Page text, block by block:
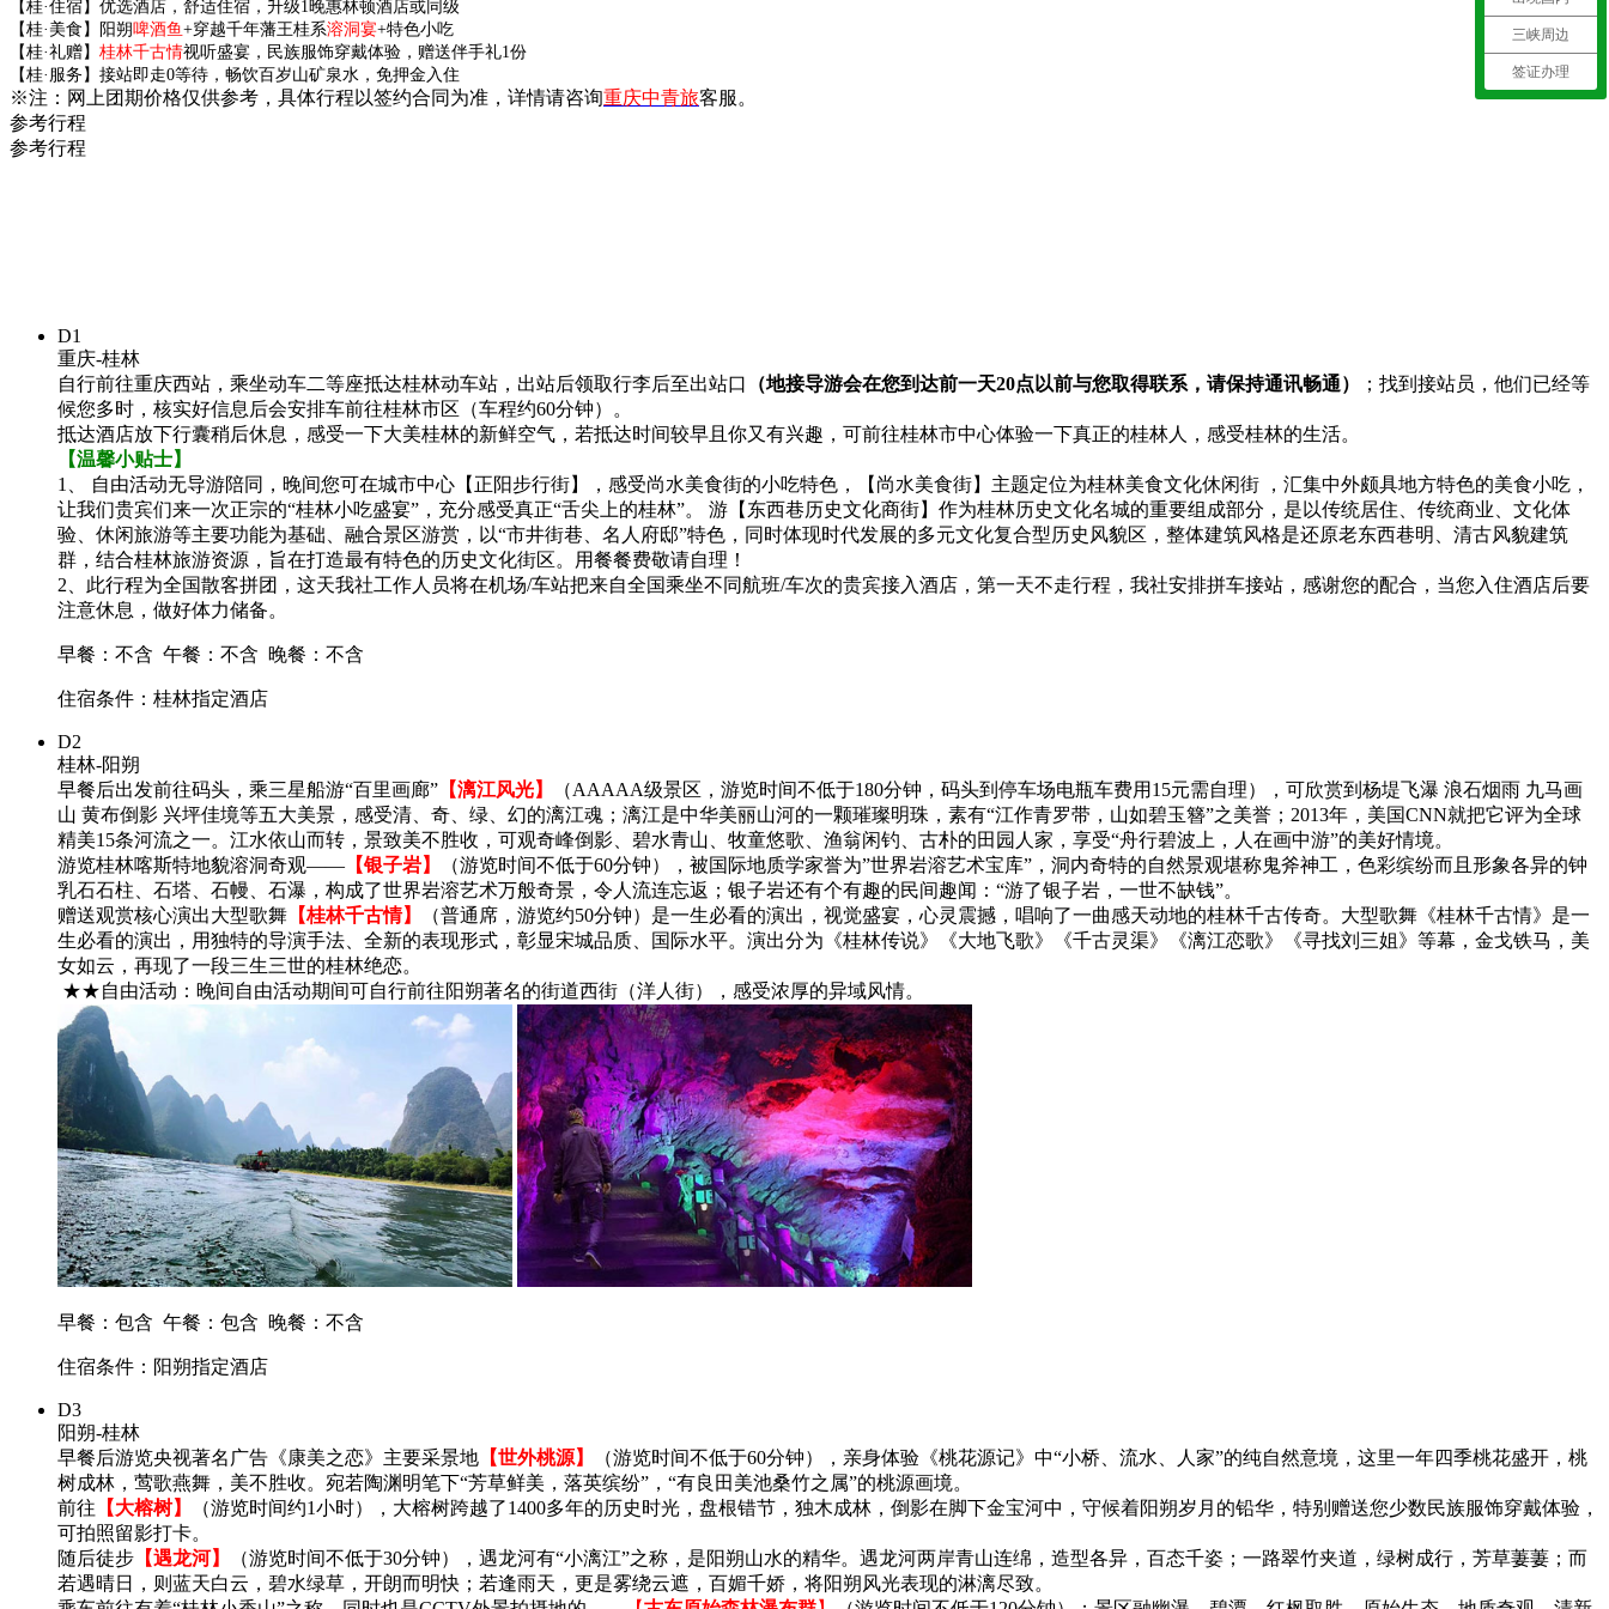
【桂·住宿】优选酒店，舒适住宿，升级1晚惠林顿酒店或同级
【桂·美食】阳朔 啤酒鱼+穿越千年藩王桂系溶洞宴+特色小吃
【桂·礼赠】 桂林千古情视听盛宴，民族服饰穿戴体验，赠送伴手礼1份
【桂·服务】接站即走0等待，畅饮百岁山矿泉水，免押金入住
※注：网上团期价格仅供参考，具体行程以签约合同为准，详情请咨询重庆中青旅客服。
参考行程
参考行程
D1
重庆-桂林
自行前往重庆西站，乘坐动车二等座抵达桂林动车站，出站后领取行李后至出站口
（地接导游会在您到达前一天20点以前与您取得联系，请保持通讯畅通）
；找到接站员，他们已经等
候您多时，核实好信息后会安排车前往桂林市区（车程约60分钟）。
抵达酒店放下行囊稍后休息，感受一下大美桂林的新鲜空气，若抵达时间较早且你又有兴趣，可前往桂林市中心体验一下真正的桂林人，感受桂林的生活。
【温馨小贴士】
1、 自由活动无导游陪同，晚间您可在城市中心【正阳步行街】，感受尚水美食街的小吃特色，【尚水美食街】主题定位为桂林美食文化休闲街 ，汇集中外颇具地方特色的美食小吃，
让我们贵宾们来一次正宗的“桂林小吃盛宴”，充分感受真正“舌尖上的桂林”。 游【东西巷历史文化商街】作为桂林历史文化名城的重要组成部分，是以传统居住、传统商业、文化体
验、休闲旅游等主要功能为基础、融合景区游赏，以“市井街巷、名人府邸”特色，同时体现时代发展的多元文化复合型历史风貌区，整体建筑风格是还原老东西巷明、清古风貌建筑
群，结合桂林旅游资源，旨在打造最有特色的历史文化街区。用餐餐费敬请自理！
2、此行程为全国散客拼团，这天我社工作人员将在机场/车站把来自全国乘坐不同航班/车次的贵宾接入酒店，第一天不走行程，我社安排拼车接站，感谢您的配合，当您入住酒店后要
注意休息，做好体力储备。
早餐：不含 午餐：不含 晚餐：不含
住宿条件：桂林指定酒店
D2
桂林-阳朔
早餐后出发前往码头，乘三星船游“百里画廊” 【漓江风光】
（AAAAA级景区，游览时间不低于180分钟，码头到停车场电瓶车费用15元需自理），可欣赏到杨堤飞瀑 浪石烟雨 九马画
山 黄布倒影 兴坪佳境等五大美景，感受清、奇、绿、幻的漓江魂；漓江是中华美丽山河的一颗璀璨明珠，素有“江作青罗带，山如碧玉簪”之美誉；2013年，美国CNN就把它评为全球
精美15条河流之一。江水依山而转，景致美不胜收，可观奇峰倒影、碧水青山、牧童悠歌、渔翁闲钓、古朴的田园人家，享受“舟行碧波上，人在画中游”的美好情境。
游览桂林喀斯特地貌溶洞奇观—— 【银子岩】
（游览时间不低于60分钟），被国际地质学家誉为”世界岩溶艺术宝库”，洞内奇特的自然景观堪称鬼斧神工，色彩缤纷而且形象各异的钟
乳石石柱、石塔、石幔、石瀑，构成了世界岩溶艺术万般奇景，令人流连忘返；银子岩还有个有趣的民间趣闻：“游了银子岩，一世不缺钱”。
赠送观赏核心演出大型歌舞 【桂林千古情】
（普通席，游览约50分钟）是一生必看的演出，视觉盛宴，心灵震撼，唱响了一曲感天动地的桂林千古传奇。大型歌舞《桂林千古情》是一
生必看的演出，用独特的导演手法、全新的表现形式，彰显宋城品质、国际水平。演出分为《桂林传说》《大地飞歌》《千古灵渠》《漓江恋歌》《寻找刘三姐》等幕，金戈铁马，美
女如云，再现了一段三生三世的桂林绝恋。
★★自由活动：晚间自由活动期间可自行前往阳朔著名的街道西街（洋人街），感受浓厚的异域风情。
早餐：包含 午餐：包含 晚餐：不含
住宿条件：阳朔指定酒店
D3
阳朔-桂林
早餐后游览央视著名广告《康美之恋》主要采景地 【世外桃源】
（游览时间不低于60分钟），亲身体验《桃花源记》中“小桥、流水、人家”的纯自然意境，这里一年四季桃花盛开，桃
树成林，莺歌燕舞，美不胜收。宛若陶渊明笔下“芳草鲜美，落英缤纷”，“有良田美池桑竹之属”的桃源画境。
前往 【大榕树】
（游览时间约1小时），大榕树跨越了1400多年的历史时光，盘根错节，独木成林，倒影在脚下金宝河中，守候着阳朔岁月的铅华，特别赠送您少数民族服饰穿戴体验，
可拍照留影打卡。
随后徒步 【遇龙河】
（游览时间不低于30分钟），遇龙河有“小漓江”之称，是阳朔山水的精华。遇龙河两岸青山连绵，造型各异，百态千姿；一路翠竹夹道，绿树成行，芳草萋萋；而
若遇晴日，则蓝天白云，碧水绿草，开朗而明快；若逢雨天，更是雾绕云遮，百媚千娇，将阳朔风光表现的淋漓尽致。
三峡周边
签证办理